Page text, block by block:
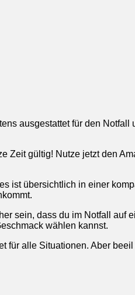
ausgestattet für den Notfall
Zeit gültig! Nutze jetzt den
ist übersichtlich in einer
sein, dass du im Notfall auf
wählen kannst.
für alle Situationen. Aber